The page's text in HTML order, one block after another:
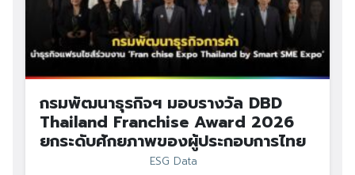
กรมพัฒนาธุรกิจฯ มอบรางวัล DBD
Thailand Franchise Award 2026
ยกระดับศักยภาพของผู้ประกอบการไทย
ESG Data